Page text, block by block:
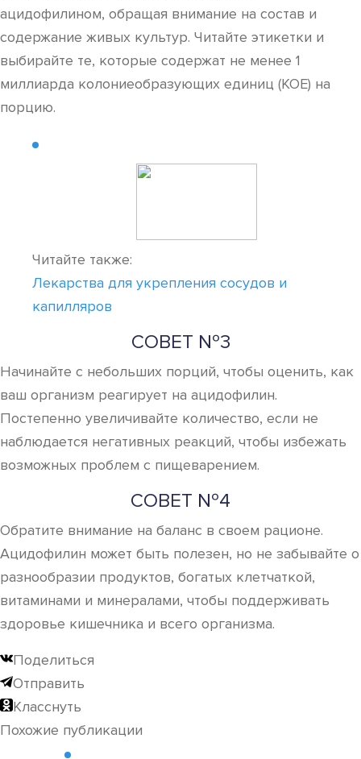
ацидофилином, обращая внимание на состав и
содержание живых культур. Читайте этикетки и
выбирайте те, которые содержат не менее 1
миллиарда колониеобразующих единиц (КОЕ) на
порцию.
Читайте также:
Лекарства для укрепления сосудов и
капилляров
СОВЕТ №3
Начинайте с небольших порций, чтобы оценить, как
ваш организм реагирует на ацидофилин.
Постепенно увеличивайте количество, если не
наблюдается негативных реакций, чтобы избежать
возможных проблем с пищеварением.
СОВЕТ №4
Обратите внимание на баланс в своем рационе.
Ацидофилин может быть полезен, но не забывайте о
разнообразии продуктов, богатых клетчаткой,
витаминами и минералами, чтобы поддерживать
здоровье кишечника и всего организма.
Поделиться
Отправить
Класснуть
Похожие публикации